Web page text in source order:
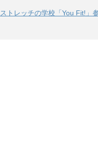
ストレッチの学校「You Fit!」